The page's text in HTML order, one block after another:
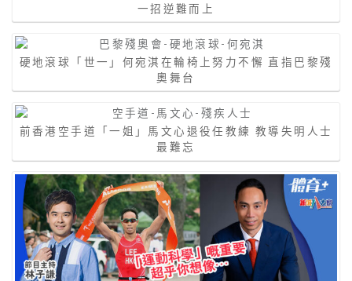
一招逆難而上
硬地滾球「世一」何宛淇在輪椅上努力不懈 直指巴黎殘
奧舞台
前香港空手道「一姐」馬文心退役任教練 教導失明人士
最難忘